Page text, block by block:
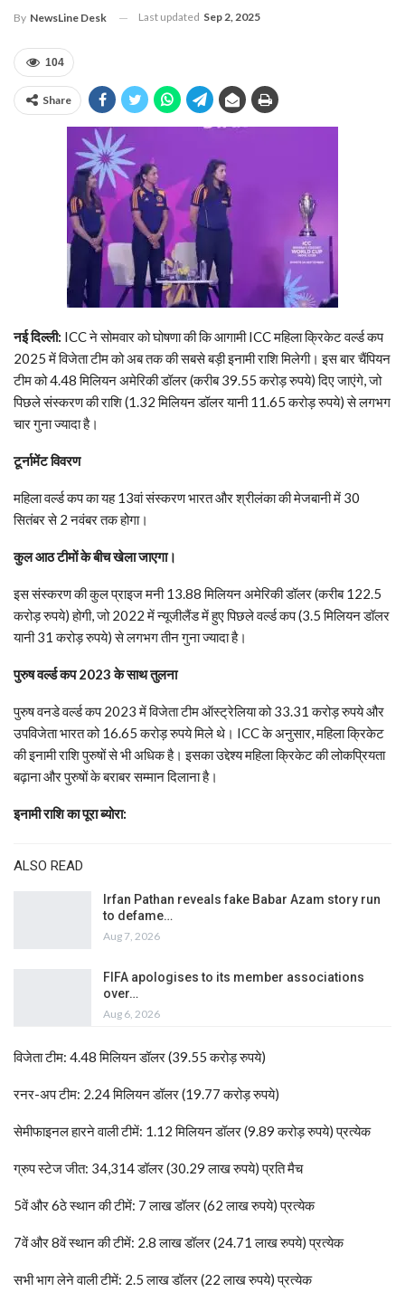
By NewsLine Desk Last updated Sep 2, 2025
104
Share
नई दिल्ली: ICC ने सोमवार को घोषणा की कि आगामी ICC महिला क्रिकेट वर्ल्ड कप
2025 में विजेता टीम को अब तक की सबसे बड़ी इनामी राशि मिलेगी। इस बार चैंपियन
टीम को 4.48 मिलियन अमेरिकी डॉलर (करीब 39.55 करोड़ रुपये) दिए जाएंगे, जो
पिछले संस्करण की राशि (1.32 मिलियन डॉलर यानी 11.65 करोड़ रुपये) से लगभग
चार गुना ज्यादा है।
टूर्नामेंट विवरण
महिला वर्ल्ड कप का यह 13वां संस्करण भारत और श्रीलंका की मेजबानी में 30
सितंबर से 2 नवंबर तक होगा।
कुल आठ टीमों के बीच खेला जाएगा।
इस संस्करण की कुल प्राइज मनी 13.88 मिलियन अमेरिकी डॉलर (करीब 122.5
करोड़ रुपये) होगी, जो 2022 में न्यूजीलैंड में हुए पिछले वर्ल्ड कप (3.5 मिलियन डॉलर
यानी 31 करोड़ रुपये) से लगभग तीन गुना ज्यादा है।
पुरुष वर्ल्ड कप 2023 के साथ तुलना
पुरुष वनडे वर्ल्ड कप 2023 में विजेता टीम ऑस्ट्रेलिया को 33.31 करोड़ रुपये और
उपविजेता भारत को 16.65 करोड़ रुपये मिले थे। ICC के अनुसार, महिला क्रिकेट
की इनामी राशि पुरुषों से भी अधिक है। इसका उद्देश्य महिला क्रिकेट की लोकप्रियता
बढ़ाना और पुरुषों के बराबर सम्मान दिलाना है।
इनामी राशि का पूरा ब्योरा:
ALSO READ
Irfan Pathan reveals fake Babar Azam story run
to defame…
Aug 7, 2026
FIFA apologises to its member associations
over…
Aug 6, 2026
विजेता टीम: 4.48 मिलियन डॉलर (39.55 करोड़ रुपये)
रनर-अप टीम: 2.24 मिलियन डॉलर (19.77 करोड़ रुपये)
सेमीफाइनल हारने वाली टीमें: 1.12 मिलियन डॉलर (9.89 करोड़ रुपये) प्रत्येक
ग्रुप स्टेज जीत: 34,314 डॉलर (30.29 लाख रुपये) प्रति मैच
5वें और 6ठे स्थान की टीमें: 7 लाख डॉलर (62 लाख रुपये) प्रत्येक
7वें और 8वें स्थान की टीमें: 2.8 लाख डॉलर (24.71 लाख रुपये) प्रत्येक
सभी भाग लेने वाली टीमें: 2.5 लाख डॉलर (22 लाख रुपये) प्रत्येक